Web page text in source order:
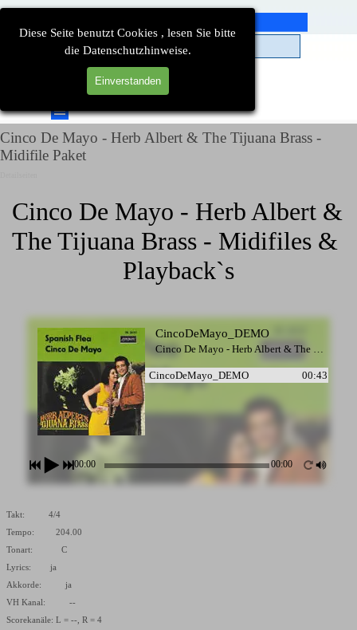
Diese Seite benutzt Cookies , lesen Sie bitte
die Datenschutzhinweise.
Einverstanden
Direkt zum Seiteninhalt
Menü überspringen
Cinco De Mayo - Herb Albert & The Tijuana Brass -
Midifile Paket
Cinco De Mayo - Herb Albert &
The Tijuana Brass - Midifiles &
Playback`s
CincoDeMayo_DEMO
Cinco De Mayo - Herb Albert & The Tijuana Brass
CincoDeMayo_DEMO 00:43
00:00 00:00
Takt: 4/4
Tempo: 204.00
Tonart: C
Lyrics: ja
Akkorde: ja
VH Kanal: --
Scorekanäle: L = --, R = 4